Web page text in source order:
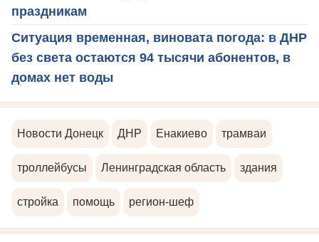
праздникам
Ситуация временная, виновата погода: в ДНР
без света остаются 94 тысячи абонентов, в
домах нет воды
Новости Донецк ДНР Енакиево трамваи
троллейбусы Ленинградская область здания
стройка помощь регион-шеф